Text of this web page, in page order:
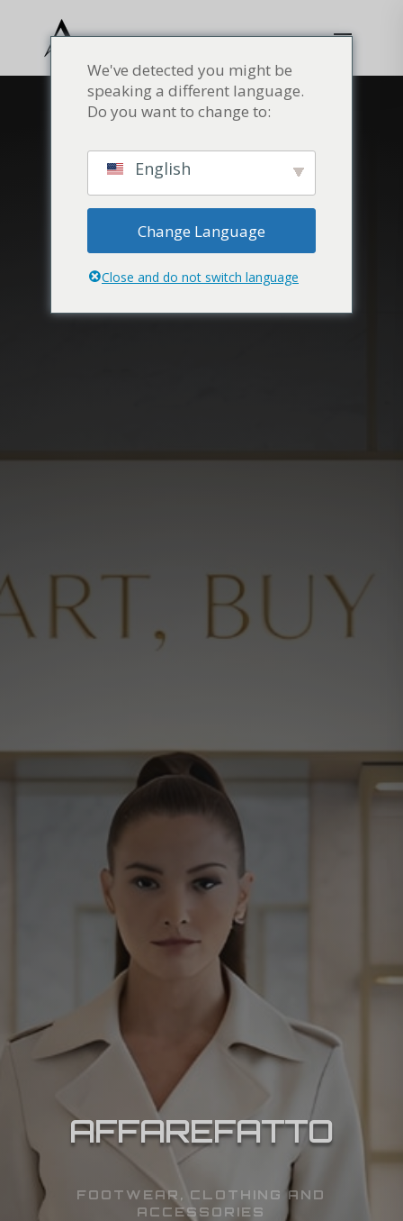
AFFAREFATTO
FOOTWEAR, CLOTHING AND
ACCESSORIES
We've detected you might be
speaking a different language.
Do you want to change to:
English
Change Language
Close and do not switch language